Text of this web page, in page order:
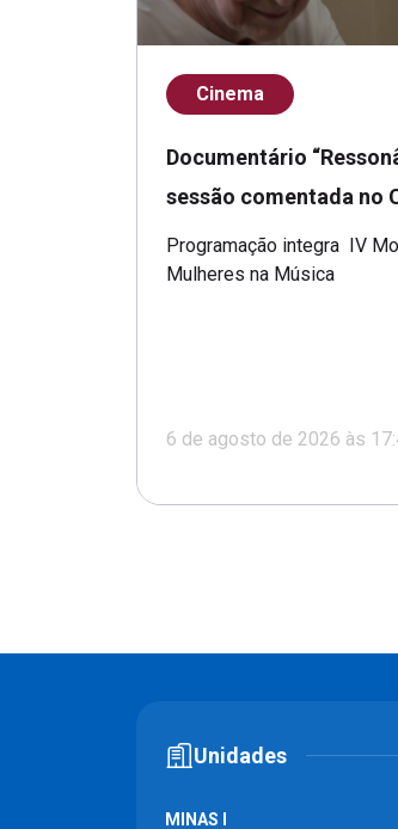
Cinema
Documentário
sessão comentada no
Programação integra IV
Mulheres na Música
6 de agosto de 2026 às
Unidades
MINAS I